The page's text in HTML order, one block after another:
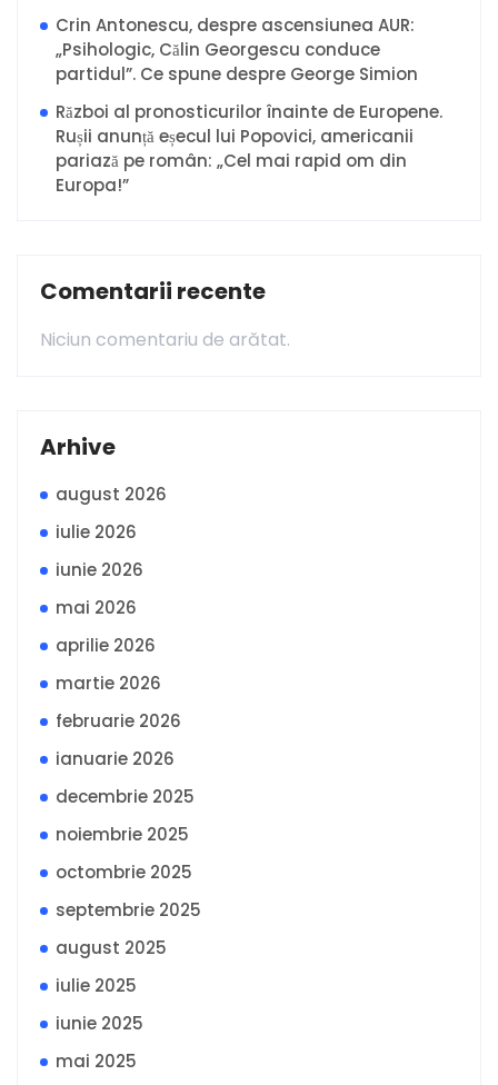
Crin Antonescu, despre ascensiunea AUR:
„Psihologic, Călin Georgescu conduce
partidul”. Ce spune despre George Simion
Război al pronosticurilor înainte de Europene.
Rușii anunță eșecul lui Popovici, americanii
pariază pe român: „Cel mai rapid om din
Europa!”
Comentarii recente
Niciun comentariu de arătat.
Arhive
august 2026
iulie 2026
iunie 2026
mai 2026
aprilie 2026
martie 2026
februarie 2026
ianuarie 2026
decembrie 2025
noiembrie 2025
octombrie 2025
septembrie 2025
august 2025
iulie 2025
iunie 2025
mai 2025